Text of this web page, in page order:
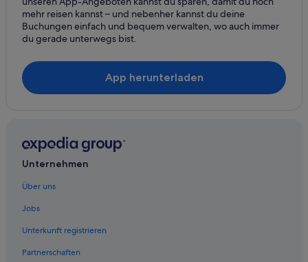
Residenzen in Santa Monica
Schlösser in Santa Monica
Hotels nahe Skirball Cultural Center
Hotels nahe Westfield Promenade Shopping Mall
mehr reisen kannst – und nebenher kannst du deine
Buchungen einfach und bequem verwalten, wo auch immer
du gerade unterwegs bist.
App herunterladen
Unternehmen
Über uns
Jobs
Unterkunft registrieren
Partnerschaften